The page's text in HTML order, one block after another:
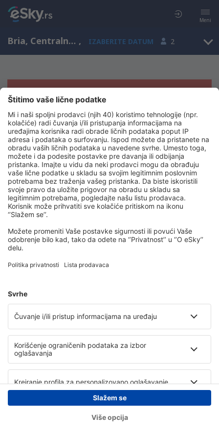
Meni
Bria, Centralnoafrička Republika , IZABERITE DATUM 2
Žao nam je, ne možemo da prikažemo
rezultate
Pokušajte još jednom kad izaberete druge kriterijume
Copyright © eSky.rs. Sva prava zadržana.